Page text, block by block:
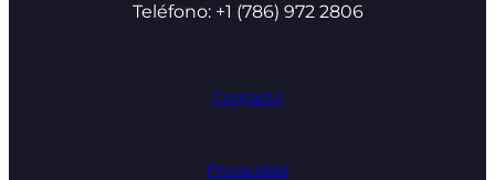
Teléfono: +1 (786) 972 2806
Contacto
Privacidad